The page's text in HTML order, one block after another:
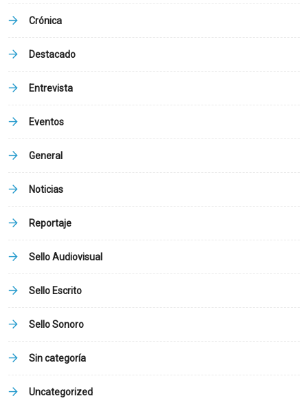
Crónica
Destacado
Entrevista
Eventos
General
Noticias
Reportaje
Sello Audiovisual
Sello Escrito
Sello Sonoro
Sin categoría
Uncategorized